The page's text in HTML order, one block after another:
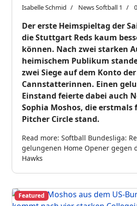
Isabelle Schmid News Softball 1
Der erste Heimspieltag der
die Stuttgart Reds kaum
können. Nach zwei starken
heimischem Publikum
zwei Siege auf dem Konto der
Cannstatterinnen. Einen
Einstand feierte dabei auch
Sophia Moshos, die erstmals
Pitcher Circle stand.
Read more: Softball Bundesliga:
gelungenen Home Opener gegen
Hawks
Featured